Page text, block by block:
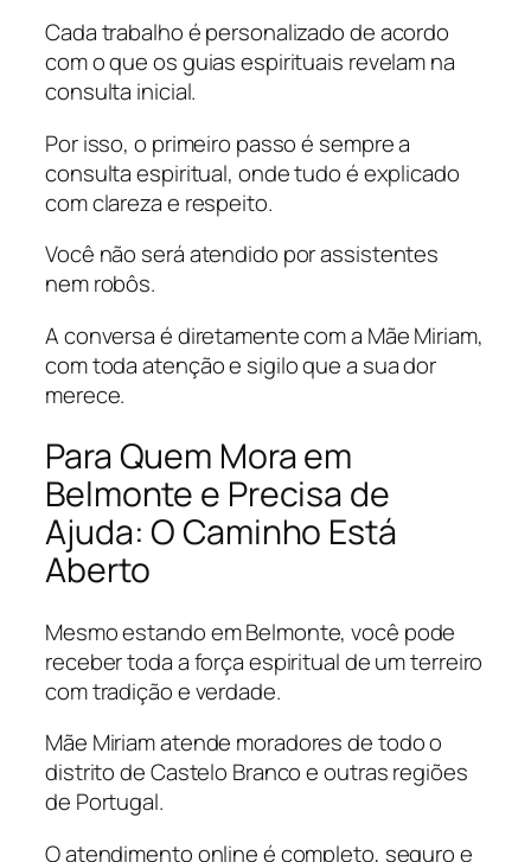
Cada trabalho é personalizado de acordo
com o que os guias espirituais revelam na
consulta inicial.
Por isso, o primeiro passo é sempre a
consulta espiritual, onde tudo é explicado
com clareza e respeito.
Você não será atendido por assistentes
nem robôs.
A conversa é diretamente com a Mãe Miriam,
com toda atenção e sigilo que a sua dor
merece.
Para Quem Mora em
Belmonte e Precisa de
Ajuda: O Caminho Está
Aberto
Mesmo estando em Belmonte, você pode
receber toda a força espiritual de um terreiro
com tradição e verdade.
Mãe Miriam atende moradores de todo o
distrito de Castelo Branco e outras regiões
de Portugal.
O atendimento online é completo, seguro e